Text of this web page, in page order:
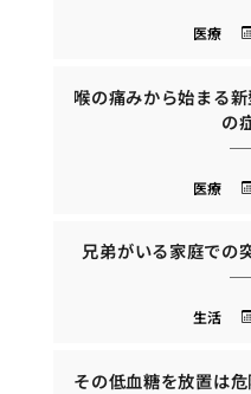
医療
喉の痛みから始まる
の
医療
兄弟がいる家庭での
生活
その低血糖を放置は